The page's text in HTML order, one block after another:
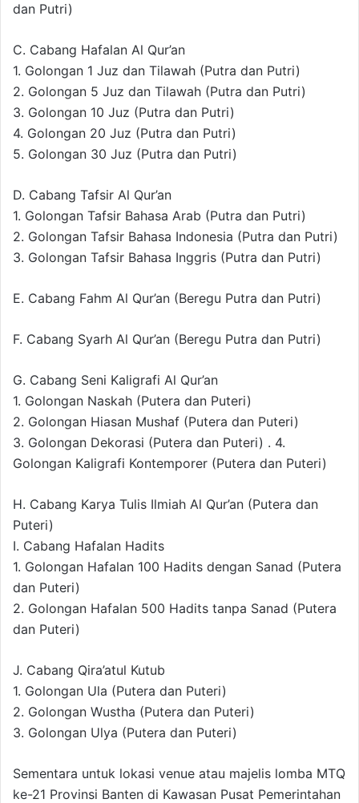
dan Putri)
C. Cabang Hafalan Al Qur’an
1. Golongan 1 Juz dan Tilawah (Putra dan Putri)
2. Golongan 5 Juz dan Tilawah (Putra dan Putri)
3. Golongan 10 Juz (Putra dan Putri)
4. Golongan 20 Juz (Putra dan Putri)
5. Golongan 30 Juz (Putra dan Putri)
D. Cabang Tafsir Al Qur’an
1. Golongan Tafsir Bahasa Arab (Putra dan Putri)
2. Golongan Tafsir Bahasa Indonesia (Putra dan Putri)
3. Golongan Tafsir Bahasa Inggris (Putra dan Putri)
E. Cabang Fahm Al Qur’an (Beregu Putra dan Putri)
F. Cabang Syarh Al Qur’an (Beregu Putra dan Putri)
G. Cabang Seni Kaligrafi Al Qur’an
1. Golongan Naskah (Putera dan Puteri)
2. Golongan Hiasan Mushaf (Putera dan Puteri)
3. Golongan Dekorasi (Putera dan Puteri) . 4.
Golongan Kaligrafi Kontemporer (Putera dan Puteri)
H. Cabang Karya Tulis Ilmiah Al Qur’an (Putera dan
Puteri)
I. Cabang Hafalan Hadits
1. Golongan Hafalan 100 Hadits dengan Sanad (Putera
dan Puteri)
2. Golongan Hafalan 500 Hadits tanpa Sanad (Putera
dan Puteri)
J. Cabang Qira’atul Kutub
1. Golongan Ula (Putera dan Puteri)
2. Golongan Wustha (Putera dan Puteri)
3. Golongan Ulya (Putera dan Puteri)
Sementara untuk lokasi venue atau majelis lomba MTQ
ke-21 Provinsi Banten di Kawasan Pusat Pemerintahan